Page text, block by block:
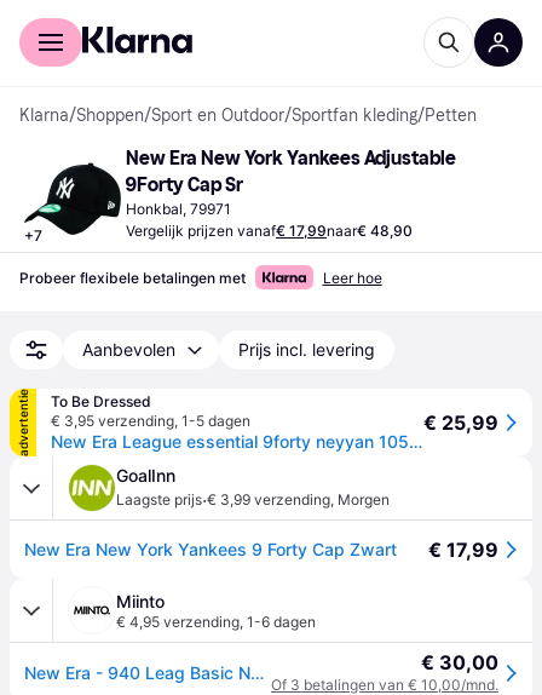
Voor shoppers
Klarna/Shoppen/Sport en Outdoor/Sportfan kleding/Petten
+7
New Era New York Yankees Adjustable
9Forty Cap Sr
Honkbal, 79971
Vergelijk prijzen vanaf€ 17,99naar€ 48,90
Probeer flexibele betalingen met Leer hoe
Aanbevolen Prijs incl. levering
advertentie
To Be Dressed
€ 3,95 verzending, 1-5 dagen
New Era League essential 9forty neyyan 10531941 - Zwart - One size
€ 25,99
GoalInn
Laagste prijs·€ 3,99 verzending, Morgen
New Era New York Yankees 9 Forty Cap Zwart € 17,99
Miinto
€ 4,95 verzending, 1-6 dagen
New Era - 940 Leag Basic Neyyan - unisex - Accessoires - Zwart - Maat: ONE Size € 30,00
Of 3 betalingen van € 10,00/mnd.